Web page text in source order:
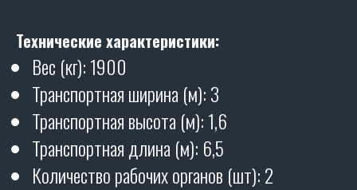
Технические характеристики:
Вес (кг): 1900
Транспортная ширина (м): 3
Транспортная высота (м): 1,6
Транспортная длина (м): 6,5
Количество рабочих органов (шт): 2